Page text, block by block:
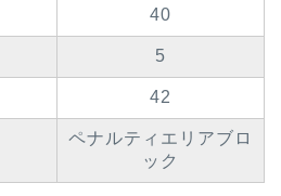
40
5
42
ペナルティエリアブロ
ック